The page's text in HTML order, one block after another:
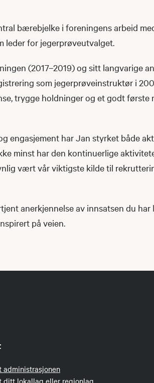
bærebjelke i foreningens arbeid
leder for jegerprøveutvalget.
(2017–2019) og sitt langvarige
som jegerprøveinstruktør i
trygge holdninger og et godt første
engasjement har Jan styrket både
minst har den kontinuerlige
vært vår viktigste kilde til
anerkjennelse av innsatsen du har
på veien.
administrasjonen
ditt lokallag eller regionlag